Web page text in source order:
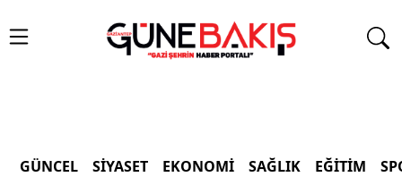
GÜNCEL SIYASET EKONOMI SAĞLIK EĞITIM